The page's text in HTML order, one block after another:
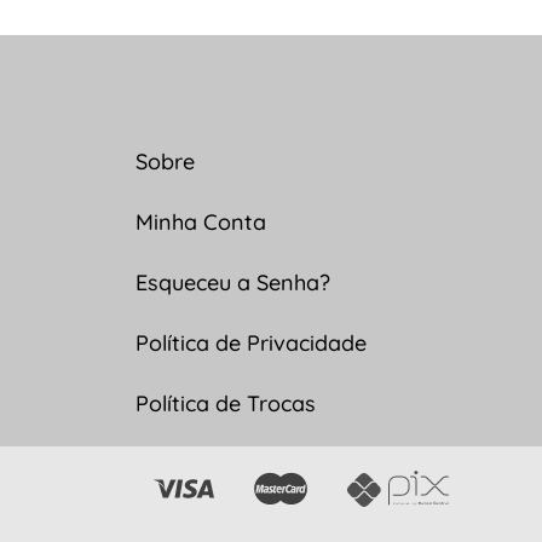
Sobre
Minha Conta
Esqueceu a Senha?
Política de Privacidade
Política de Trocas